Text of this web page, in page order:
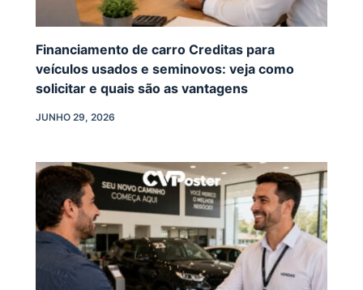
Financiamento de carro Creditas para
veículos usados e seminovos: veja como
solicitar e quais são as vantagens
JUNHO 29, 2026